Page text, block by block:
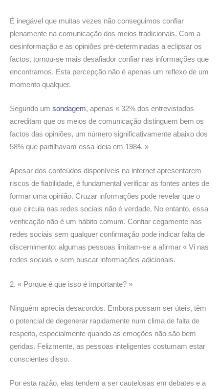
É inegável que muitas vezes não conseguimos confiar
plenamente na comunicação dos meios tradicionais. Com a
desinformação e as opiniões pré-determinadas a eclipsar os
factos, tornou-se mais desafiador confiar nas informações que
encontramos. Esta percepção não é apenas um reflexo de um
momento qualquer.
Segundo um sondagem, apenas « 32% dos entrevistados
acreditam que os meios de comunicação distinguem bem os
factos das opiniões, um número significativamente abaixo dos
58% que partilhavam essa ideia em 1984. »
Apesar dos conteúdos disponíveis na internet apresentarem
riscos de fiabilidade, é fundamental verificar as fontes antes de
formar uma opinião. Cruzar informações pode revelar que o
que circula nas redes sociais não é verdade. No entanto, essa
verificação não é um hábito comum. Confiar cegamente nas
redes sociais sem qualquer confirmação pode indicar falta de
discernimento: algumas pessoas limitam-se a afirmar « Vi nas
redes sociais » sem buscar informações adicionais.
2. « Porque é que isso é importante? »
Ninguém aprecia desacordos. Embora possam ser úteis, têm
o potencial de degenerar rapidamente num clima de falta de
respeito, especialmente quando as emoções não são bem
geridas. Felizmente, as pessoas inteligentes costumam estar
conscientes disso.
Por esta razão, elas tendem a ser cautelosas em debates e a